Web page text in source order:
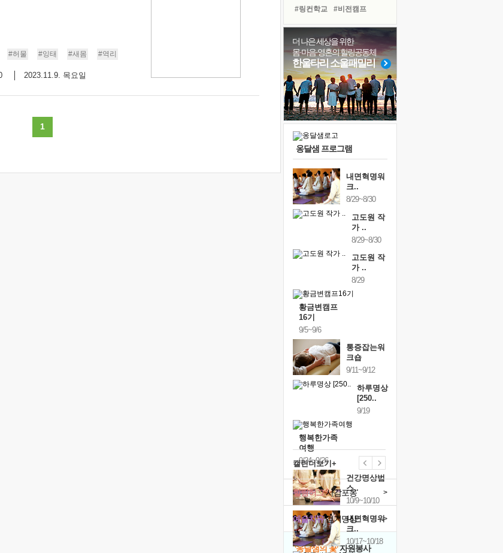
#허물 #잉태 #새몸 #역리
2023.11.9. 목요일
1
'말 타는 법'을 먼저
졸업식 사진을 보며
극심한 변비, 어깨결림, 수면 장애
아픈 아버지를 위한 공간 설계
슬럼프
보고 싶은 어머니
유년 시절의 부산 영도 바다
못된 꼰대들
너무 황홀한 꽃들이여!
#링컨학교
#비전캠프
#유튜브
#선택
#계획
#극복
#친구
#희망
#경험
#리더
#나눔
#도움
#바이러스
#면역력
#아이들
더 나은 세상을 위한
몸·마음·영혼의 힐링공동체
한울타리 소울패밀리
옹달샘 프로그램
내면혁명워
크..
8/29~8/30
고도원 작
가 ..
8/29~8/30
고도원 작
가 ..
8/29
황금변캠프
16기
9/5~9/6
통증잡는워
크숍
9/11~9/12
하루명상
[250..
9/19
행복한가족
여행
9/24~9/26
건강명상법
스..
10/9~10/10
내면혁명워
크..
10/17~10/18
캘린더보기+
예술치유걷기명상 >
힐링허그사감포옹 >
'옹달샘의 꽃'자원봉사